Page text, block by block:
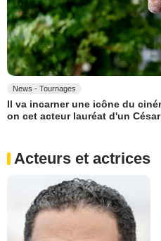
News - Tournages
Il va incarner une icône du
on cet acteur lauréat d'un
Acteurs et actrices